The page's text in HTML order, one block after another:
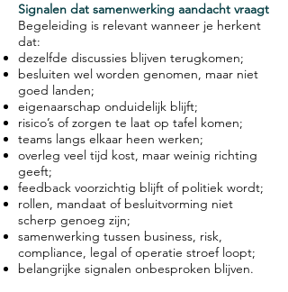
Signalen dat samenwerking aandacht vraagt
Begeleiding is relevant wanneer je herkent
dat:
dezelfde discussies blijven terugkomen;
besluiten wel worden genomen, maar niet
goed landen;
eigenaarschap onduidelijk blijft;
risico’s of zorgen te laat op tafel komen;
teams langs elkaar heen werken;
overleg veel tijd kost, maar weinig richting
geeft;
feedback voorzichtig blijft of politiek wordt;
rollen, mandaat of besluitvorming niet
scherp genoeg zijn;
samenwerking tussen business, risk,
compliance, legal of operatie stroef loopt;
belangrijke signalen onbesproken blijven.